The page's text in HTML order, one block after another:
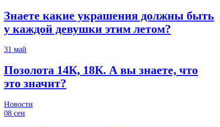
Знаете какие украшения должны быть
у каждой девушки этим летом?
31 май
Позолота 14К, 18К. А вы знаете, что
это значит?
Новости
08 сен